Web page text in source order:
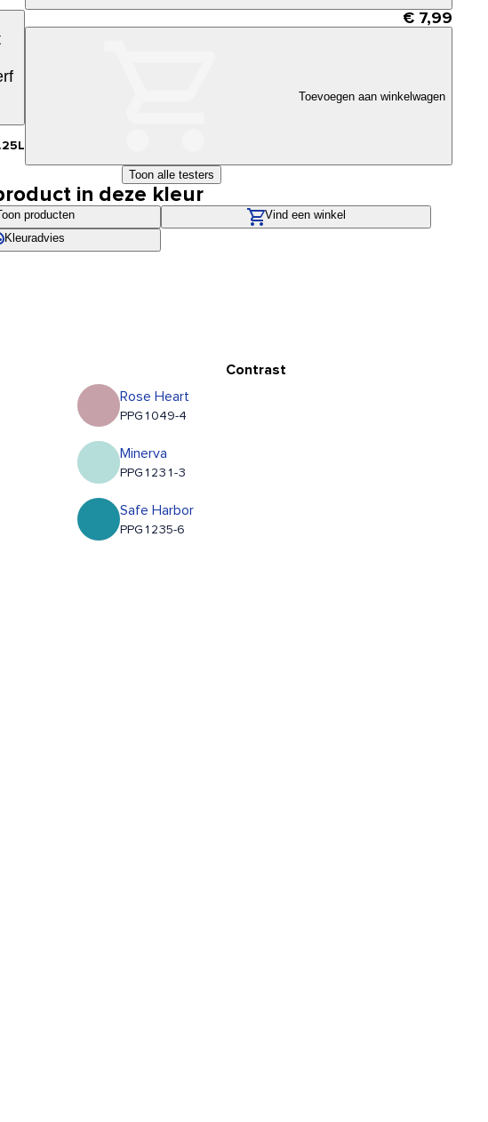
€ 7,99
Toevoegen aan winkelwagen
Toon alle testers
in deze kleur
producten
Vind een winkel
Kleuradvies
Contrast
Rose Heart
PPG1049-4
Minerva
PPG1231-3
Safe Harbor
PPG1235-6